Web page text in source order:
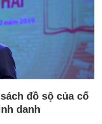
đồ sộ của cố
danh